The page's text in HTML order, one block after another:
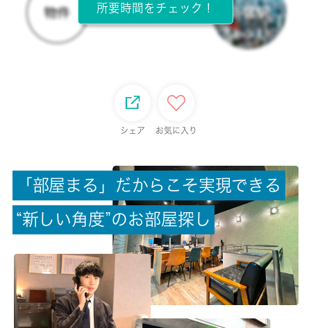
所在階
3階 / 3階建
償却/敷引
-/-
権利金/雑費
-/-
総戸数
12戸
所要時間をチェック！
シェア お気に入り
「 部屋 ま る 」 だ か ら こ そ実現で き る
“新 し い角 度”のお部屋探 し